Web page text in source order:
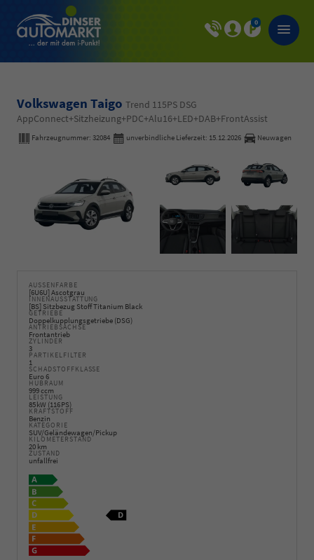
0
Volkswagen Taigo Trend 115PS DSG
AppConnect+Sitzheizung+PDC+Alu16+LED+DAB+FrontAssist
Fahrzeugnummer: 32084 unverbindliche Lieferzeit: 15.12.2026 Neuwagen
AUSSENFARBE
[6U6U] Ascotgrau
INNENAUSSTATTUNG
[BS] Sitzbezug Stoff Titanium Black
GETRIEBE
Doppelkupplungsgetriebe (DSG)
ANTRIEBSACHSE
Frontantrieb
ZYLINDER
3
PARTIKELFILTER
1
SCHADSTOFFKLASSE
Euro 6
HUBRAUM
999 ccm
LEISTUNG
85 kW (116 PS)
KRAFTSTOFF
Benzin
KATEGORIE
SUV/Geländewagen/Pickup
KILOMETERSTAND
20 km
ZUSTAND
unfallfrei